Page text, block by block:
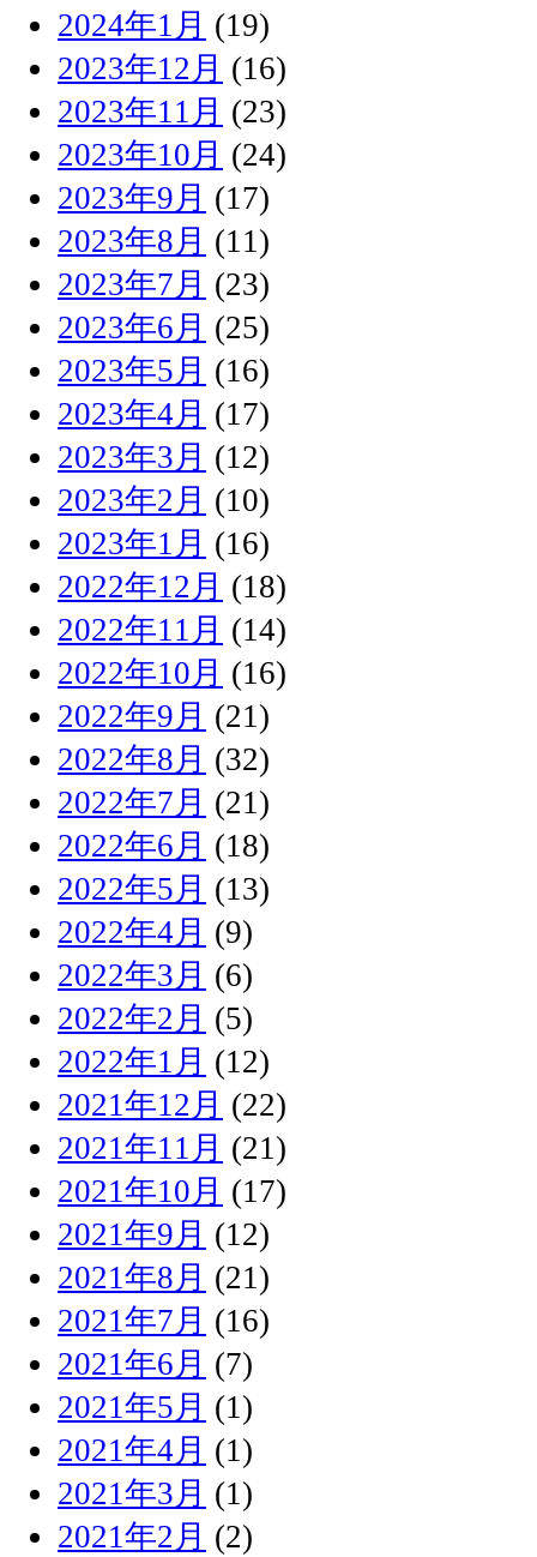
2024年1月 (19)
2023年12月 (16)
2023年11月 (23)
2023年10月 (24)
2023年9月 (17)
2023年8月 (11)
2023年7月 (23)
2023年6月 (25)
2023年5月 (16)
2023年4月 (17)
2023年3月 (12)
2023年2月 (10)
2023年1月 (16)
2022年12月 (18)
2022年11月 (14)
2022年10月 (16)
2022年9月 (21)
2022年8月 (32)
2022年7月 (21)
2022年6月 (18)
2022年5月 (13)
2022年4月 (9)
2022年3月 (6)
2022年2月 (5)
2022年1月 (12)
2021年12月 (22)
2021年11月 (21)
2021年10月 (17)
2021年9月 (12)
2021年8月 (21)
2021年7月 (16)
2021年6月 (7)
2021年5月 (1)
2021年4月 (1)
2021年3月 (1)
2021年2月 (2)